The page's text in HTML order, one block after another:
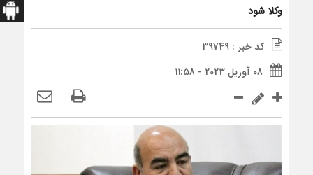
وکلا شود
کد خبر : 39749
08 آوریل 2023 - 11:58